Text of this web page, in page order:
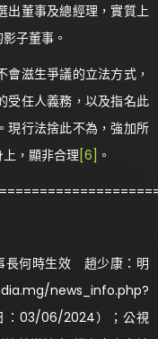
出董事及總經理，實質上
子董事。
滋生爭議的立法方式，
受任人義務，以及指名此
現行法捨此不為，強加所
，顯非合理 [6] 。
長何時生效 趙少康：明
news_info.php?
：03/06/2024）；公視